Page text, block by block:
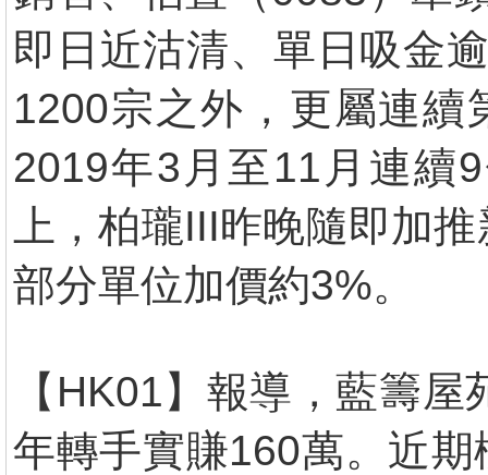
即日近沽清、單日吸金
1200宗之外，更屬連
2019年3月至11月連續
上，柏瓏III昨晚隨即加
部分單位加價約3%。
【HK01】報導，藍籌
年轉手實賺160萬。近